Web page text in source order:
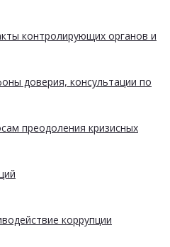
контролирующих органов и
доверия, консультации по
преодоления кризисных
коррупции